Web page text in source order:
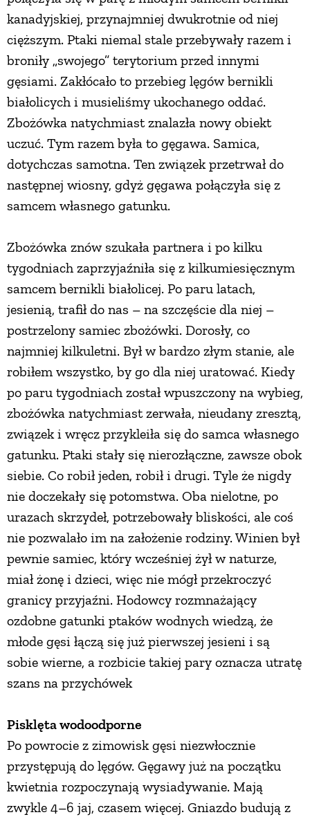
kanadyjskiej, przynajmniej dwukrotnie od niej
cięższym. Ptaki niemal stale przebywały razem i
broniły „swojego” terytorium przed innymi
gęsiami. Zakłócało to przebieg lęgów bernikli
białolicych i musieliśmy ukochanego oddać.
Zbożówka natychmiast znalazła nowy obiekt
uczuć. Tym razem była to gęgawa. Samica,
dotychczas samotna. Ten związek przetrwał do
następnej wiosny, gdyż gęgawa połączyła się z
samcem własnego gatunku.
Zbożówka znów szukała partnera i po kilku
tygodniach zaprzyjaźniła się z kilkumiesięcznym
samcem bernikli białolicej. Po paru latach,
jesienią, trafił do nas – na szczęście dla niej –
postrzelony samiec zbożówki. Dorosły, co
najmniej kilkuletni. Był w bardzo złym stanie, ale
robiłem wszystko, by go dla niej uratować. Kiedy
po paru tygodniach został wpuszczony na wybieg,
zbożówka natychmiast zerwała, nieudany zresztą,
związek i wręcz przykleiła się do samca własnego
gatunku. Ptaki stały się nierozłączne, zawsze obok
siebie. Co robił jeden, robił i drugi. Tyle że nigdy
nie doczekały się potomstwa. Oba nielotne, po
urazach skrzydeł, potrzebowały bliskości, ale coś
nie pozwalało im na założenie rodziny. Winien był
pewnie samiec, który wcześniej żył w naturze,
miał żonę i dzieci, więc nie mógł przekroczyć
granicy przyjaźni. Hodowcy rozmnażający
ozdobne gatunki ptaków wodnych wiedzą, że
młode gęsi łączą się już pierwszej jesieni i są
sobie wierne, a rozbicie takiej pary oznacza utratę
szans na przychówek
Pisklęta wodoodporne
Po powrocie z zimowisk gęsi niezwłocznie
przystępują do lęgów. Gęgawy już na początku
kwietnia rozpoczynają wysiadywanie. Mają
zwykle 4–6 jaj, czasem więcej. Gniazdo budują z